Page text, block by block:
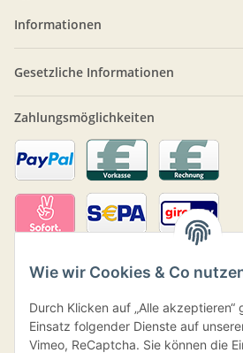
Wie wir Cookies & Co
Durch Klicken auf „Alle akzeptieren“
Einsatz folgender Dienste auf
Vimeo, ReCaptcha. Sie können die
Informationen
Gesetzliche Informationen
Zahlungsmöglichkeiten